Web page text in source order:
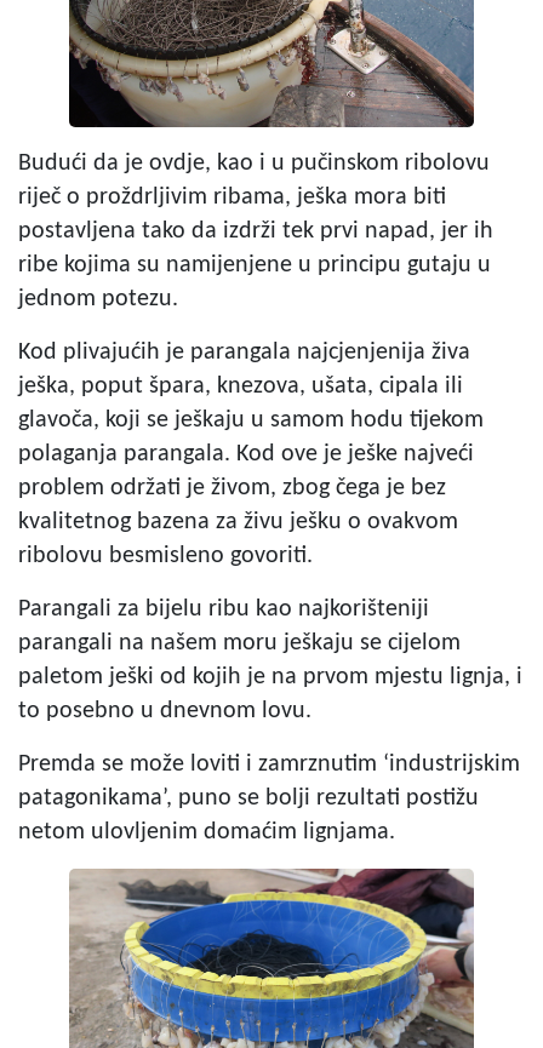
Budući da je ovdje, kao i u pučinskom ribolovu
riječ o proždrljivim ribama, ješka mora biti
postavljena tako da izdrži tek prvi napad, jer ih
ribe kojima su namijenjene u principu gutaju u
jednom potezu.
Kod plivajućih je parangala najcjenjenija živa
ješka, poput špara, knezova, ušata, cipala ili
glavoča, koji se ješkaju u samom hodu tijekom
polaganja parangala. Kod ove je ješke najveći
problem održati je živom, zbog čega je bez
kvalitetnog bazena za živu ješku o ovakvom
ribolovu besmisleno govoriti.
Parangali za bijelu ribu kao najkorišteniji
parangali na našem moru ješkaju se cijelom
paletom ješki od kojih je na prvom mjestu lignja, i
to posebno u dnevnom lovu.
Premda se može loviti i zamrznutim ‘industrijskim
patagonikama’, puno se bolji rezultati postižu
netom ulovljenim domaćim lignjama.